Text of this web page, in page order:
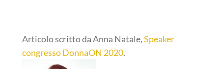
Articolo scritto da Anna Natale,Speaker
congresso DonnaON 2020.